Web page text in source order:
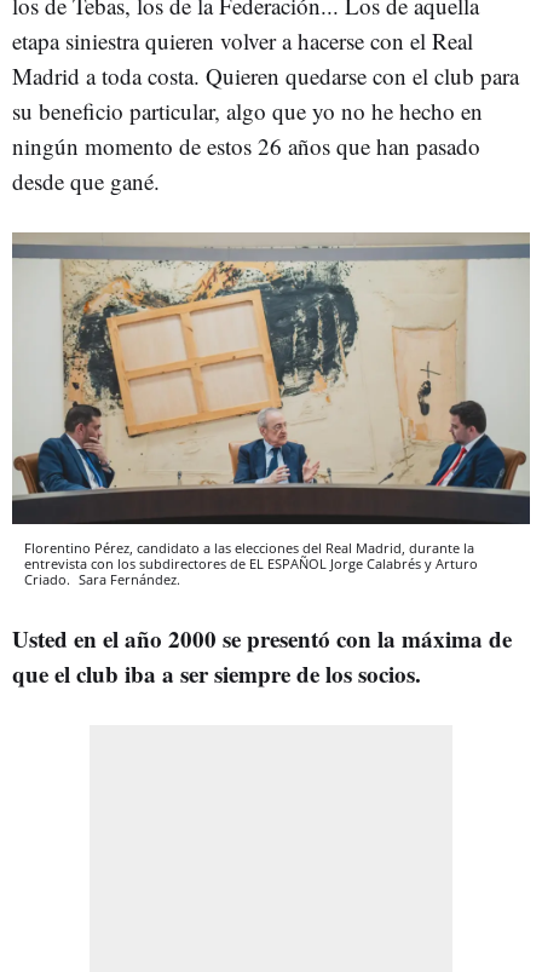
etapa siniestra quieren volver a hacerse con el Real
Madrid a toda costa. Quieren quedarse con el club para
su beneficio particular, algo que yo no he hecho en
ningún momento de estos 26 años que han pasado
desde que gané.
Florentino Pérez, candidato a las elecciones del Real Madrid, durante la
entrevista con los subdirectores de EL ESPAÑOL Jorge Calabrés y Arturo
Criado. Sara Fernández.
Usted en el año 2000 se presentó con la máxima de
que el club iba a ser siempre de los socios.